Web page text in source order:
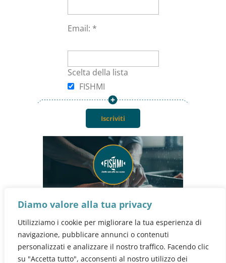
Diamo valore alla tua privacy
Utilizziamo i cookie per migliorare la tua esperienza di
navigazione, pubblicare annunci o contenuti
personalizzati e analizzare il nostro traffico. Facendo clic
su "Accetta tutto", acconsenti al nostro utilizzo dei
Carrello
Contattaci
 +39 340 8565694
 info@fishmi.it
Email: *
Scelta della lista
FISHMI